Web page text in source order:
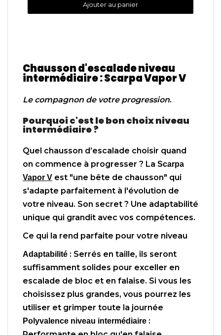
Ajouter au panier
Chausson d'escalade niveau
intermédiaire : Scarpa Vapor V
Le compagnon de votre progression.
Pourquoi c'est le bon choix niveau
intermédiaire ?
Quel chausson d’escalade choisir quand
on commence à progresser ? La Scarpa
Vapor V est "une bête de chausson" qui
s'adapte parfaitement à l'évolution de
votre niveau. Son secret ? Une adaptabilité
unique qui grandit avec vos compétences.
Ce qui la rend parfaite pour votre niveau
Adaptabilité : Serrés en taille, ils seront
suffisamment solides pour exceller en
escalade de bloc et en falaise. Si vous les
choisissez plus grandes, vous pourrez les
utiliser et grimper toute la journée
Polyvalence niveau intermédiaire :